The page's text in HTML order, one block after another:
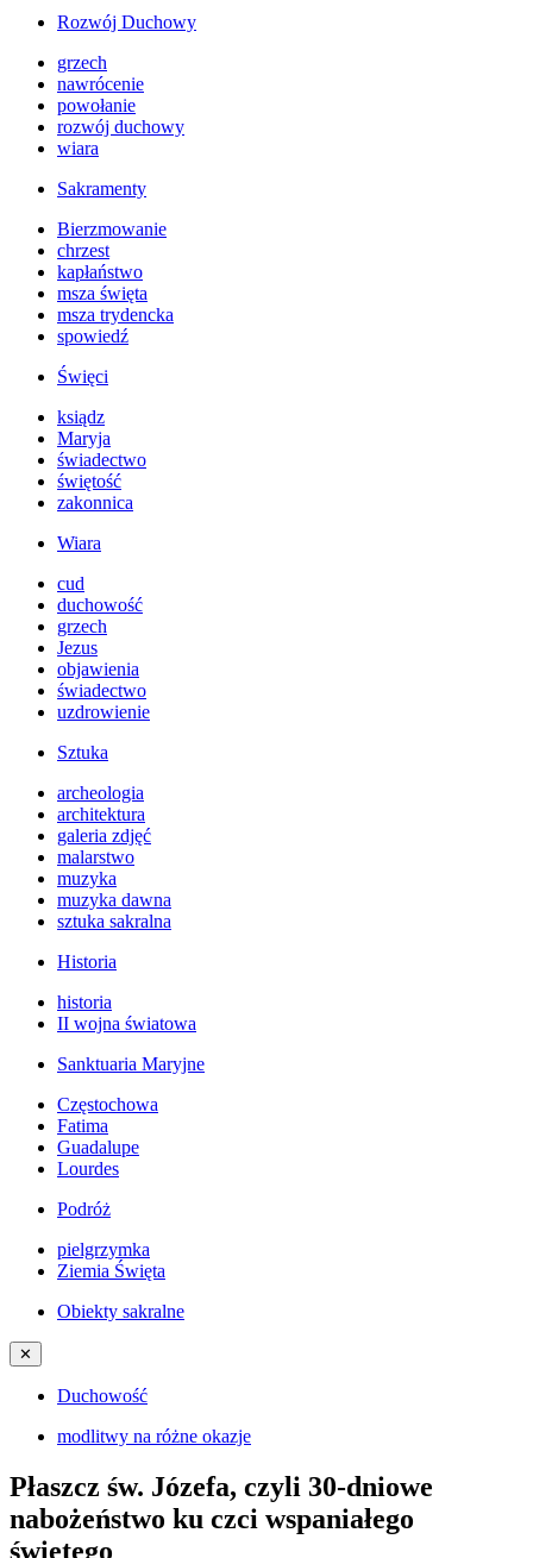
Rozwój Duchowy
grzech
nawrócenie
powołanie
rozwój duchowy
wiara
Sakramenty
Bierzmowanie
chrzest
kapłaństwo
msza święta
msza trydencka
spowiedź
Święci
ksiądz
Maryja
świadectwo
świętość
zakonnica
Wiara
cud
duchowość
grzech
Jezus
objawienia
świadectwo
uzdrowienie
Sztuka
archeologia
architektura
galeria zdjęć
malarstwo
muzyka
muzyka dawna
sztuka sakralna
Historia
historia
II wojna światowa
Sanktuaria Maryjne
Częstochowa
Fatima
Guadalupe
Lourdes
Podróż
pielgrzymka
Ziemia Święta
Obiekty sakralne
✕
Duchowość
modlitwy na różne okazje
Płaszcz św. Józefa, czyli 30-dniowe
nabożeństwo ku czci wspaniałego
świętego